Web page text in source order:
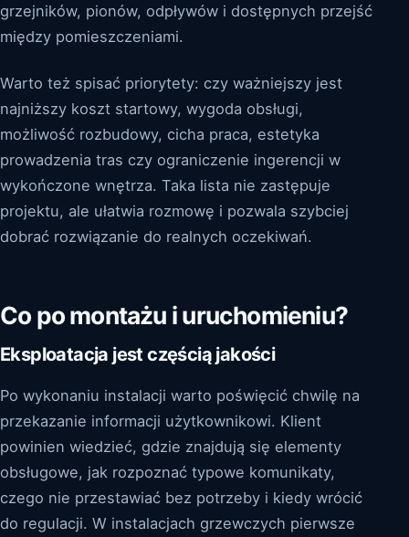
grzejników, pionów, odpływów i dostępnych przejść
między pomieszczeniami.
Warto też spisać priorytety: czy ważniejszy jest
najniższy koszt startowy, wygoda obsługi,
możliwość rozbudowy, cicha praca, estetyka
prowadzenia tras czy ograniczenie ingerencji w
wykończone wnętrza. Taka lista nie zastępuje
projektu, ale ułatwia rozmowę i pozwala szybciej
dobrać rozwiązanie do realnych oczekiwań.
Co po montażu i uruchomieniu?
Eksploatacja jest częścią jakości
Po wykonaniu instalacji warto poświęcić chwilę na
przekazanie informacji użytkownikowi. Klient
powinien wiedzieć, gdzie znajdują się elementy
obsługowe, jak rozpoznać typowe komunikaty,
czego nie przestawiać bez potrzeby i kiedy wrócić
do regulacji. W instalacjach grzewczych pierwsze